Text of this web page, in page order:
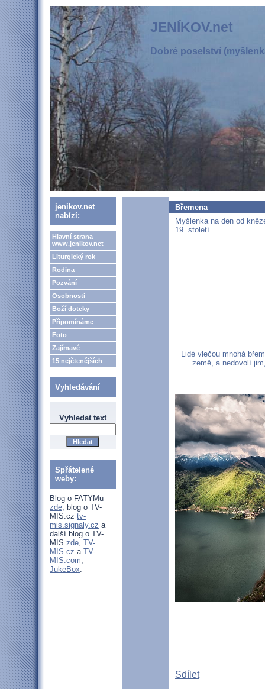
JENÍKOV.net
Dobré poselství
jenikov.net
nabízí:
Hlavní strana
www.jenikov.net
Liturgický rok
Rodina
Pozvání
Osobnosti
Boží doteky
Připomínáme
Foto
Zajímavé
15 nejčtenějších
Vyhledávání
Vyhledat text
Spřátelené
weby:
Blog o FATYMu
zde, blog o TV-
MIS.cz tv-
mis.signaly.cz a
další blog o TV-
MIS zde, TV-
MIS.cz a TV-
MIS.com,
JukeBox.
Břemena
Myšlenka na den od
19. století...
Lidé vlečou mnohá
země, a nedovolí
Sdílet